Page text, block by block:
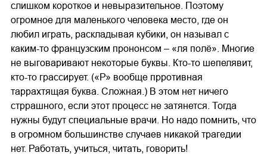
слишком короткое и невыразительное. Поэтому
огромное для маленького человека место, где он
любил играть, раскладывая кубики, он называл с
каким-то французским прононсом – «ля полё». Многие
не выговаривают некоторые буквы. Кто-то шепелявит,
кто-то грассирует. («Р» вообще прротивная
таррахтящая буква. Сложная.) В этом нет ничего
стррашного, если этот процесс не затянется. Тогда
нужны будут специальные врачи. Но надо помнить, что
в огромном большинстве случаев никакой трагедии
нет. Работать, учиться, читать, говорить!